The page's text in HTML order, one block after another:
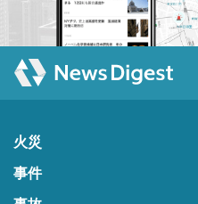
火災
事件